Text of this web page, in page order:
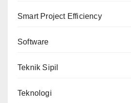
Smart Project Efficiency
Software
Teknik Sipil
Teknologi